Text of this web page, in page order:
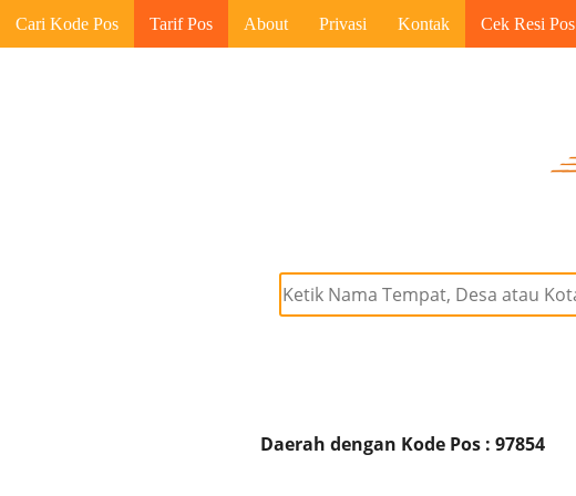
Cari Kode Pos Tarif Pos About Privasi Kontak Cek Resi Pos
Daerah dengan Kode Pos : 97854